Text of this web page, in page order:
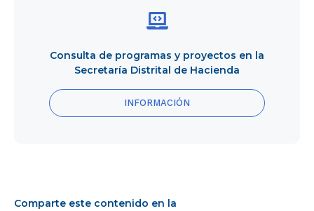
Secretaría
Distrital
Consulta de programas y proyectos en la
Secretaría Distrital de Hacienda
INFORMACIÓN
Comparte este contenido en la